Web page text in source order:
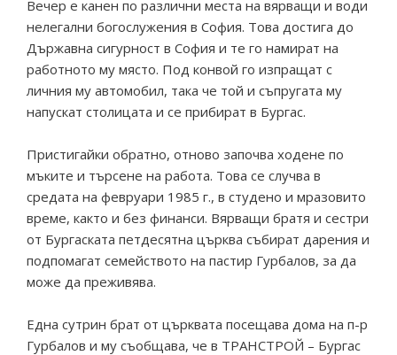
Вечер е канен по различни места на вярващи и води
нелегални богослужения в София. Това достига до
Държавна сигурност в София и те го намират на
работното му място. Под конвой го изпращат с
личния му автомобил, така че той и съпругата му
напускат столицата и се прибират в Бургас.
Пристигайки обратно, отново започва ходене по
мъките и търсене на работа. Това се случва в
средата на февруари 1985 г., в студено и мразовито
време, както и без финанси. Вярващи братя и сестри
от Бургаската петдесятна църква събират дарения и
подпомагат семейството на пастир Гурбалов, за да
може да преживява.
Една сутрин брат от църквата посещава дома на п-р
Гурбалов и му съобщава, че в ТРАНСТРОЙ – Бургас